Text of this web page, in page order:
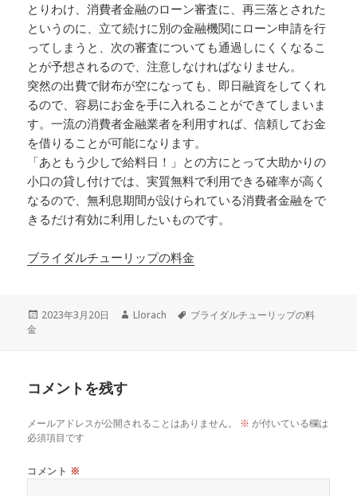
とりわけ、消費者金融のローン審査に、再三落とされた
というのに、立て続けに別の金融機関にローン申請を行
ってしまうと、次の審査についても通過しにくくなるこ
とが予想されるので、注意しなければなりません。
突然の出費で財布が空になっても、即日融資をしてくれ
るので、容易にお金を手に入れることができてしまいま
す。一流の消費者金融業者を利用すれば、信頼してお金
を借りることが可能になります。
「あともう少しで給料日！」との方にとって大助かりの
小口の貸し付けでは、実質無料で利用できる確率が高く
なるので、無利息期間が設けられている消費者金融をで
きるだけ有効に利用したいものです。
ブライダルチューリップの料金
投
2023年3月20日
作
Llorach
タ
ブライダルチューリップの料
金
コメントを残す
メールアドレスが公開されることはありません。 ※ が付いている欄は
必須項目です
コメント ※